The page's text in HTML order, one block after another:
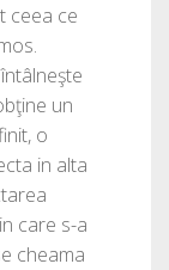
ceea ce
un
o
in alta
care s-a
cheama